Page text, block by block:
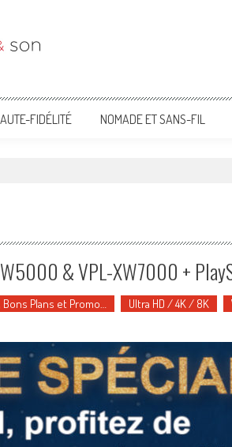
FIDÉLITÉ NOMADE ET SANS-FIL
& VPL-XW7000 +
Bons Plans et Promo… Ultra HD / 4K / 8K